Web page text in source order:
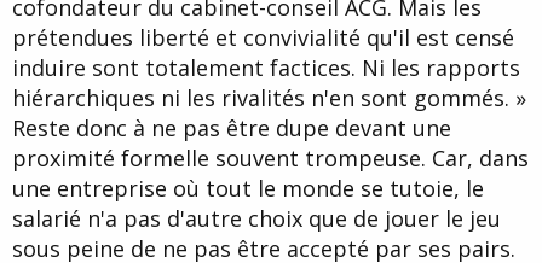
cofondateur du cabinet-conseil ACG. Mais les
prétendues liberté et convivialité qu'il est censé
induire sont totalement factices. Ni les rapports
hiérarchiques ni les rivalités n'en sont gommés. »
Reste donc à ne pas être dupe devant une
proximité formelle souvent trompeuse. Car, dans
une entreprise où tout le monde se tutoie, le
salarié n'a pas d'autre choix que de jouer le jeu
sous peine de ne pas être accepté par ses pairs.